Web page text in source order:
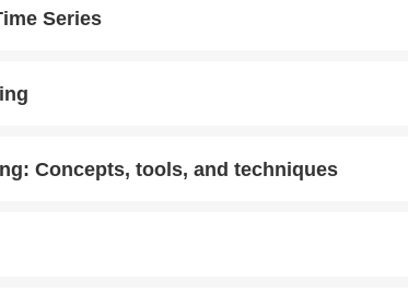
Series
Concepts, tools, and techniques